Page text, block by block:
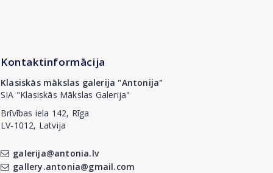
Kontaktinformācija
Klasiskās mākslas galerija "Antonija"
SIA "Klasiskās Mākslas Galerija"
Brīvības iela 142, Rīga
LV-1012, Latvija
galerija@antonia.lv
gallery.antonia@gmail.com